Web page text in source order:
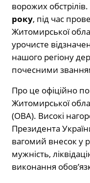
ворожих
року, під час
Житомирської
урочисте
нашого регіону
почесними
Про це офіційно
Житомирської
(ОВА). Високі
Президента
вагомий внесок у
мужність,
виконання